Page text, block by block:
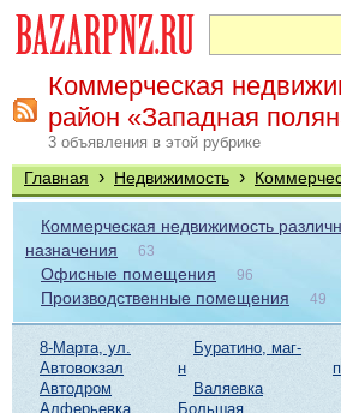
Коммерческая
район «Западная
3 объявления в этой рубрике
Главная › Недвижимость ›
Коммерческая недвижимость
назначения
63
Офисные помещения 96
Производственные помещения 49
8-Марта, ул.
Автовокзал
Автодром
Алферьевка
Буратино, маг-
н
Валяевка
Большая